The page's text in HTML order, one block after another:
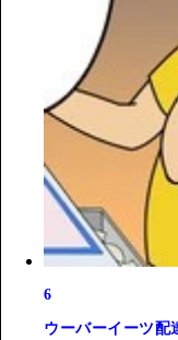
6
ウーバーイーツ配